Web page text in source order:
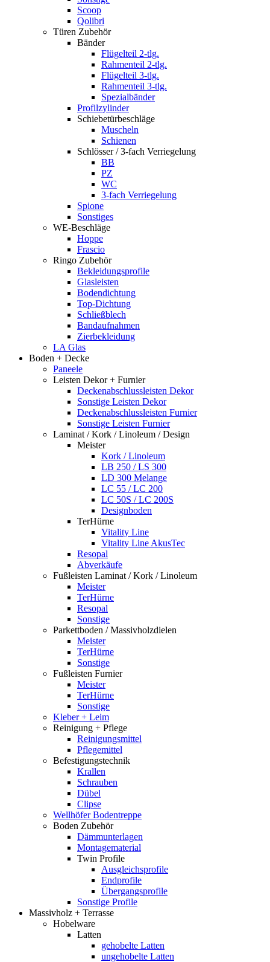
Scoop
Qolibri
Türen Zubehör
Bänder
Flügelteil 2-tlg.
Rahmenteil 2-tlg.
Flügelteil 3-tlg.
Rahmenteil 3-tlg.
Spezialbänder
Profilzylinder
Schiebetürbeschläge
Muscheln
Schienen
Schlösser / 3-fach Verriegelung
BB
PZ
WC
3-fach Verriegelung
Spione
Sonstiges
WE-Beschläge
Hoppe
Frascio
Ringo Zubehör
Bekleidungsprofile
Glasleisten
Bodendichtung
Top-Dichtung
Schließblech
Bandaufnahmen
Zierbekleidung
LA Glas
Boden + Decke
Paneele
Leisten Dekor + Furnier
Deckenabschlussleisten Dekor
Sonstige Leisten Dekor
Deckenabschlussleisten Furnier
Sonstige Leisten Furnier
Laminat / Kork / Linoleum / Design
Meister
Kork / Linoleum
LB 250 / LS 300
LD 300 Melange
LC 55 / LC 200
LC 50S / LC 200S
Designboden
TerHürne
Vitality Line
Vitality Line AkusTec
Resopal
Abverkäufe
Fußleisten Laminat / Kork / Linoleum
Meister
TerHürne
Resopal
Sonstige
Parkettboden / Massivholzdielen
Meister
TerHürne
Sonstige
Fußleisten Furnier
Meister
TerHürne
Sonstige
Kleber + Leim
Reinigung + Pflege
Reinigungsmittel
Pflegemittel
Befestigungstechnik
Krallen
Schrauben
Dübel
Clipse
Wellhöfer Bodentreppe
Boden Zubehör
Dämmunterlagen
Montagematerial
Twin Profile
Ausgleichsprofile
Endprofile
Übergangsprofile
Sonstige Profile
Massivholz + Terrasse
Hobelware
Latten
gehobelte Latten
ungehobelte Latten